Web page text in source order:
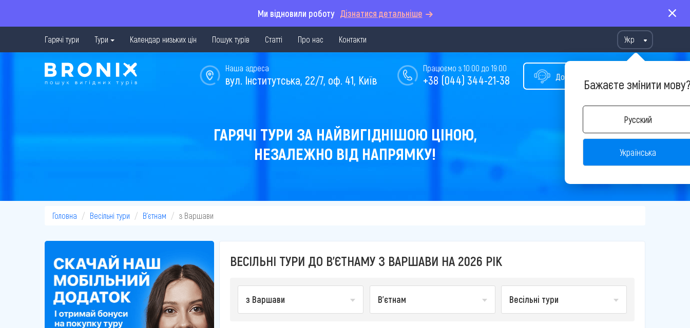
Ми відновили роботу Дізнатися детальніше
Гарячі тури Тури Календар низьких цін Пошук турів Статті Про нас Контакти Укр
Бажаєте змінити
Русский
Українська
Допомога у виборі туру
Працюємо з 10:00 до 19:00
+38 (044) 344-21-38
Наша адреса
вул. Інститутська, 22/7, оф. 41, Київ
ГАРЯЧІ ТУРИ ЗА НАЙВИГІДНІШОЮ ЦІНОЮ,
НЕЗАЛЕЖНО ВІД НАПРЯМКУ!
Головна Весільні тури В'єтнам з Варшави
ВЕСІЛЬНІ ТУРИ ДО В'ЄТНАМУ З ВАРШАВИ НА 2026 РІК
з Варшави В'єтнам Весільні тури